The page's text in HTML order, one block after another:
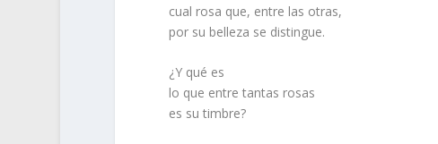
cual rosa que, entre las otras,
por su belleza se distingue.
¿Y qué es
lo que entre tantas rosas
es su timbre?